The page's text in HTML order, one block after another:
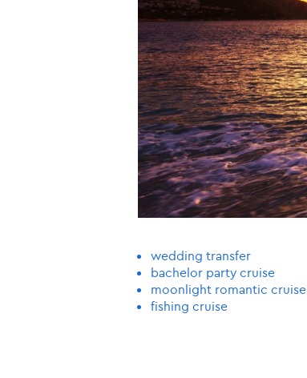
wedding transfer
bachelor party cruise
moonlight romantic cruise
fishing cruise